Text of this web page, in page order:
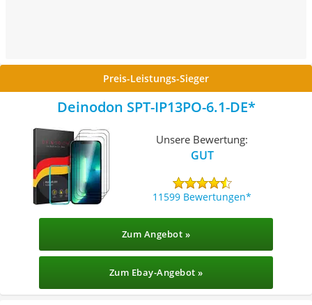
Preis-Leistungs-Sieger
Deinodon SPT-IP13PO-6.1-DE
Unsere Bewertung:
GUT
11599 Bewertungen
Zum Angebot »
Zum Ebay-Angebot »